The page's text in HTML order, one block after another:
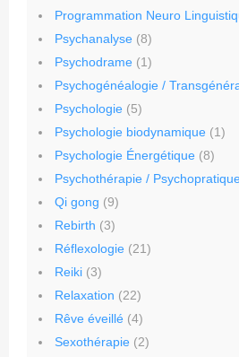
Programmation Neuro
Psychanalyse (8)
Psychodrame (1)
Psychogénéalogie /
Psychologie (5)
Psychologie biodynamique (1)
Psychologie Énergétique (8)
Psychothérapie /
Qi gong (9)
Rebirth (3)
Réflexologie (21)
Reiki (3)
Relaxation (22)
Rêve éveillé (4)
Sexothérapie (2)